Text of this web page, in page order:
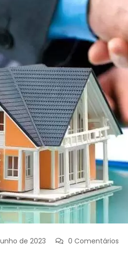
de 2023 0 Comentários